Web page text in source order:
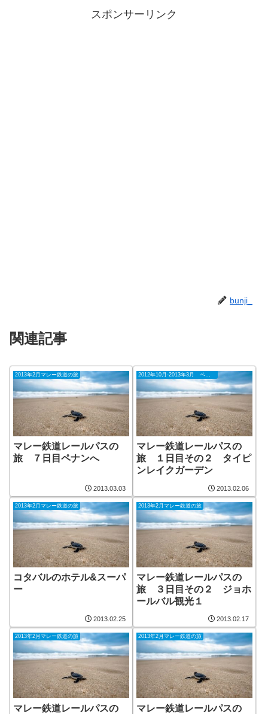
スポンサーリンク
bunji_
関連記事
2013年2月マレー鉄道の旅
マレー鉄道レールパスの
旅 ７日目ペナンへ
2013.03.03
2012年10月-2013年3月 ペナン
マレー鉄道レールパスの
旅 １日目その２ タイピ
ンレイクガーデン
2013.02.06
2013年2月マレー鉄道の旅
コタバルのホテル&スーパ
ー
2013.02.25
2013年2月マレー鉄道の旅
マレー鉄道レールパスの
旅 ３日目その２ ジョホ
ールバル観光１
2013.02.17
2013年2月マレー鉄道の旅
マレー鉄道レールパスの
2013年2月マレー鉄道の旅
マレー鉄道レールパスの